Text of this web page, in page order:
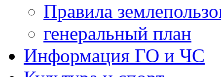
Правила
генеральный план
Информация ГО и ЧС